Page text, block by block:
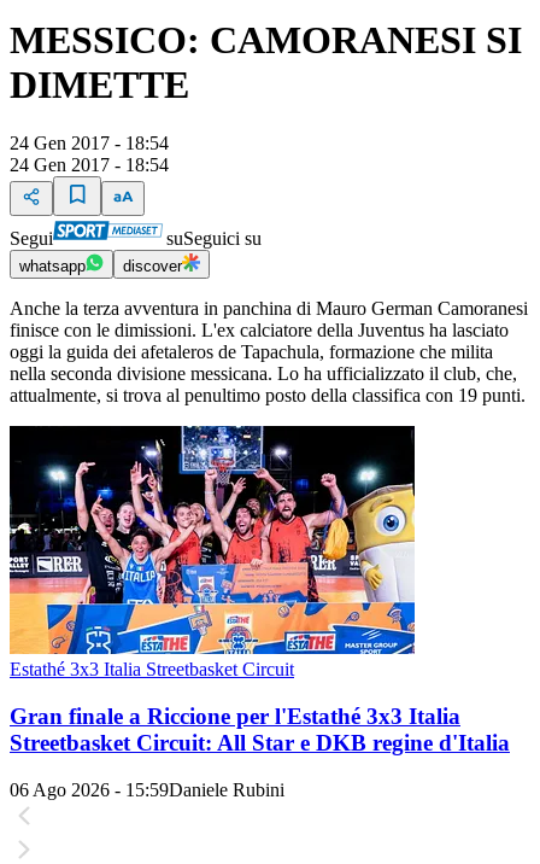
MESSICO: CAMORANESI SI
DIMETTE
24 Gen 2017 - 18:54
24 Gen 2017 - 18:54
Segui suSeguici su
whatsapp discover
Anche la terza avventura in panchina di Mauro German Camoranesi
finisce con le dimissioni. L'ex calciatore della Juventus ha lasciato
oggi la guida dei afetaleros de Tapachula, formazione che milita
nella seconda divisione messicana. Lo ha ufficializzato il club, che,
attualmente, si trova al penultimo posto della classifica con 19 punti.
Estathé 3x3 Italia Streetbasket Circuit
Gran finale a Riccione per l'Estathé 3x3 Italia
Streetbasket Circuit: All Star e DKB regine d'Italia
06 Ago 2026 - 15:59Daniele Rubini